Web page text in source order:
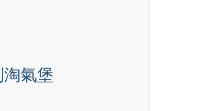
氣堡